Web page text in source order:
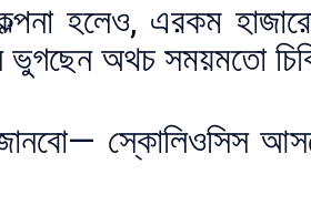
কল্পনা হলেও, এরকম
ভুগছেন অথচ সময়মতো
স্কোলিওসিস